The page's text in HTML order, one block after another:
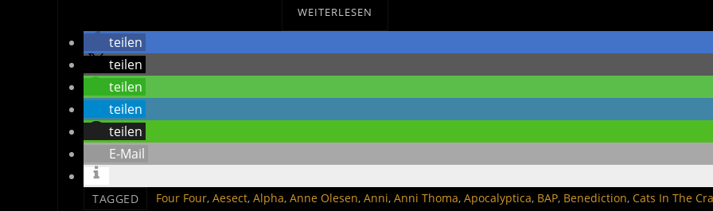
WEITERLESEN
teilen
teilen
teilen
teilen
teilen
E-Mail
TAGGED ‎ Four Four, Aesect, Alpha, Anne Olesen, Anni, Anni Thoma, Apocalyptica, BAP, Benediction, Cats In The